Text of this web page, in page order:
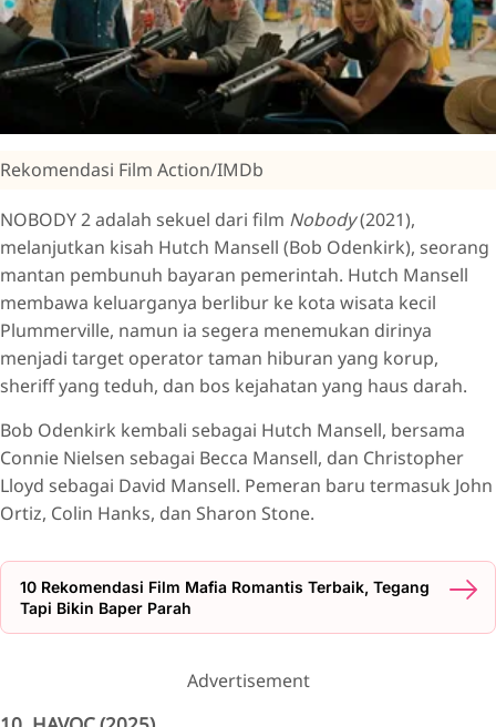
Rekomendasi Film Action/IMDb
NOBODY 2 adalah sekuel dari film Nobody(2021),
melanjutkan kisah Hutch Mansell (Bob Odenkirk), seorang
mantan pembunuh bayaran pemerintah. Hutch Mansell
membawa keluarganya berlibur ke kota wisata kecil
Plummerville, namun ia segera menemukan dirinya
menjadi target operator taman hiburan yang korup,
sheriff yang teduh, dan bos kejahatan yang haus darah.
Bob Odenkirk kembali sebagai Hutch Mansell, bersama
Connie Nielsen sebagai Becca Mansell, dan Christopher
Lloyd sebagai David Mansell. Pemeran baru termasuk John
Ortiz, Colin Hanks, dan Sharon Stone.
10 Rekomendasi Film Mafia Romantis Terbaik, Tegang
Tapi Bikin Baper Parah
Advertisement